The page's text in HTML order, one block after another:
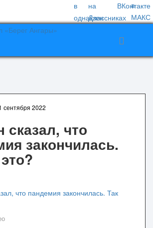
сентября 2022
сказал, что
закончилась.